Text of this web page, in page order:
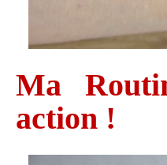
Ma
action !